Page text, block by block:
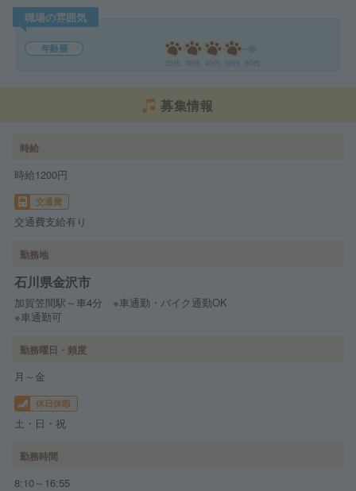
職場の雰囲気
年齢層
募集情報
時給
時給1200円
交通費
交通費支給有り
勤務地
石川県金沢市
加賀笠間駅～車4分 ※車通勤・バイク通勤OK
※車通勤可
勤務曜日・頻度
月～金
休日休暇
土・日・祝
勤務時間
8:10～16:55